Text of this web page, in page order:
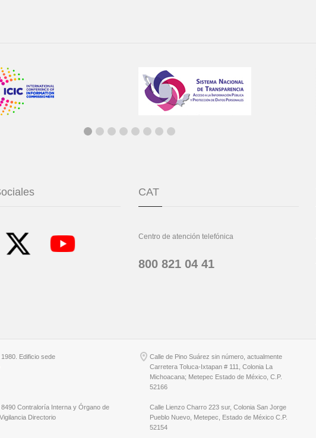
CAT
Centro de atención telefónica
800 821 04 41
Edificio sede
Contraloría Interna y Órgano de
Directorio
Calle de Pino Suárez sin número, actualmente
Carretera Toluca-Ixtapan # 111, Colonia La
Michoacana; Metepec Estado de México, C.P.
52166
Calle Lienzo Charro 223 sur, Colonia San Jorge
Pueblo Nuevo, Metepec, Estado de México C.P.
52154